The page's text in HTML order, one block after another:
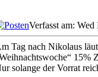
Verfasst am:
Tag nach Nikolaus
15%
solange der Vorrat